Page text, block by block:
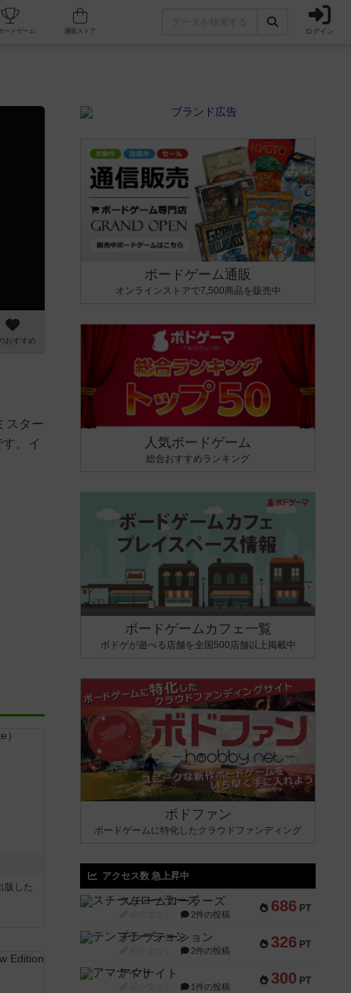
フェ/店舗 人気ボードゲーム ログイン
おすすめ
スター
。イ
版した
ボードゲーム通販
オンラインストアで7,500商品を販売中
人気ボードゲーム
総合おすすめランキング
ボードゲームカフェ一覧
ボドゲが遊べる店舗を全国500店舗以上掲載中
ボドファン
ボードゲームに特化したクラウドファンディング
アクセス数 急上昇中
686 PT
スチームローラーズ
2件の投稿
326 PT
テンプテーション
2件の投稿
300 PT
アマナイト
1件の投稿